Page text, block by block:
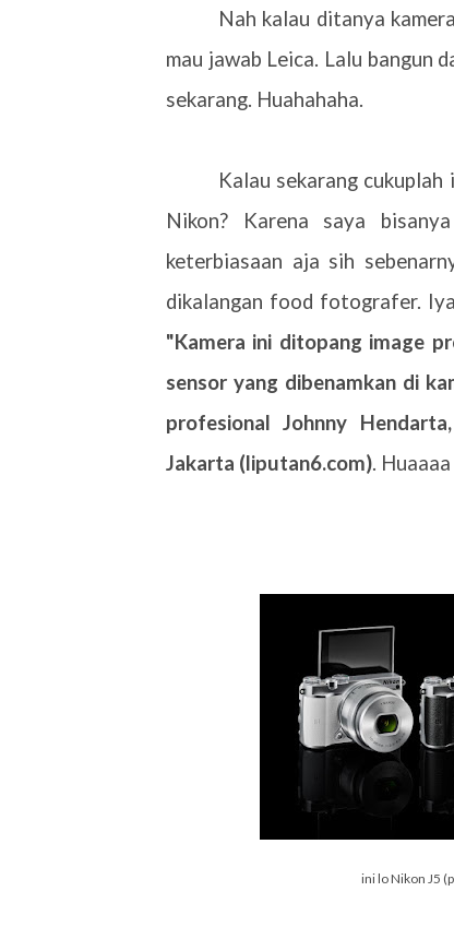
Nah kalau ditanya
mau jawab Leica. Lalu bangun
sekarang. Huahahaha.
Kalau sekarang
Nikon? Karena saya
keterbiasaan aja sih
dikalangan food fotografer.
"Kamera ini ditopang image
sensor yang dibenamkan di
profesional Johnny
Jakarta (liputan6.com).
ini lo Nikon J5